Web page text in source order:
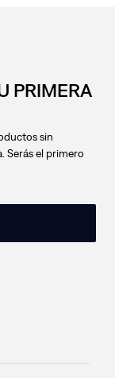
PRIMERA
sin
Serás el primero